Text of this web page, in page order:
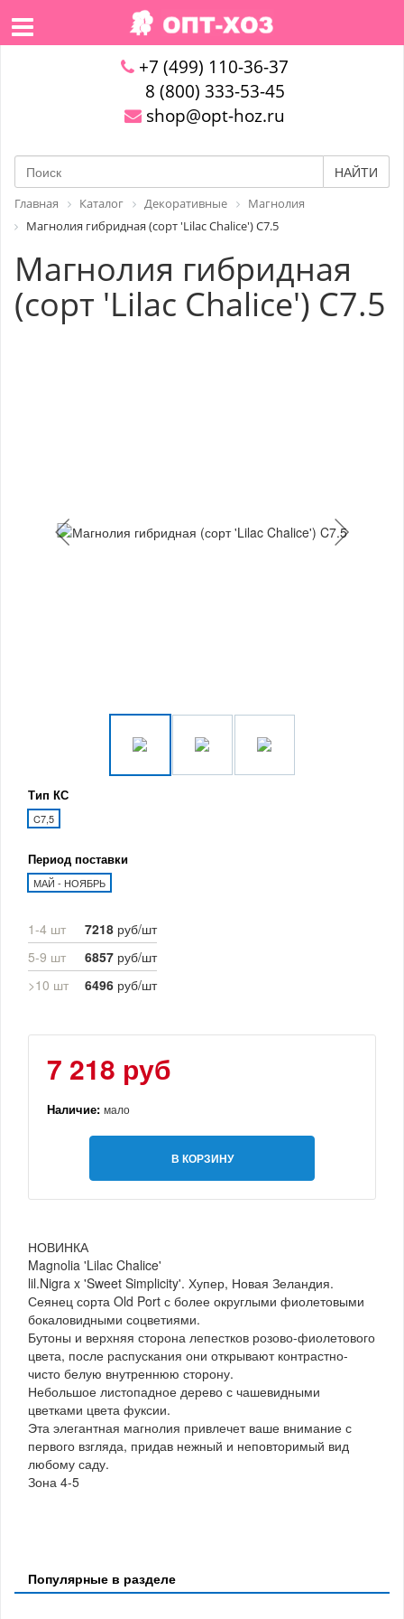
+7 (499) 110-36-37
8 (800) 333-53-45
shop@opt-hoz.ru
НАЙТИ
Главная Каталог Декоративные
Магнолия
Магнолия гибридная (сорт 'Lilac Chalice') C7.5
Магнолия гибридная
(сорт 'Lilac Chalice') C7.5
Тип КС
C7,5
Период поставки
МАЙ - НОЯБРЬ
1-4 шт 7218 руб/шт
5-9 шт
6857 руб/шт
>10 шт
6496 руб/шт
7 218 руб
Наличие: мало
В КОРЗИНУ
НОВИНКА
Magnolia 'Lilac Chalice'
lil.Nigra x 'Sweet Simplicity'. Хупер, Новая Зеландия.
Сеянец сорта Old Port с более округлыми фиолетовыми
бокаловидными соцветиями.
Бутоны и верхняя сторона лепестков розово-фиолетового
цвета, после распускания они открывают контрастно-
чисто белую внутреннюю сторону.
Небольшое листопадное дерево с чашевидными
цветками цвета фуксии.
Эта элегантная магнолия привлечет ваше внимание с
первого взгляда, придав нежный и неповторимый вид
любому саду.
Зона 4-5
Популярные в разделе